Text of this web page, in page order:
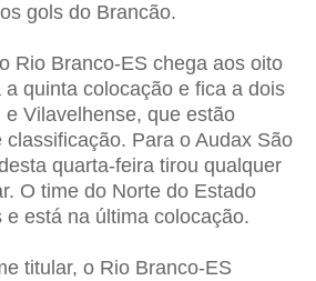
gols do Brancão.
Rio Branco-ES chega aos oito
quinta colocação e fica a dois
Vilavelhense, que estão
Para o Audax São
quarta-feira tirou qualquer
O time do Norte do Estado
está na última colocação.
titular, o Rio Branco-ES